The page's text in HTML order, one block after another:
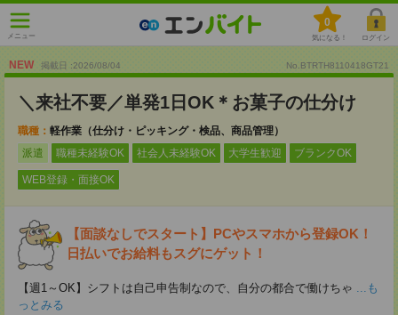
メニュー
0
気になる！ ログイン
NEW 掲載日 :2026/08/04 No.BTRTH8110418GT21
＼来社不要／単発1日OK＊お菓子の仕分け
職種： 軽作業（仕分け・ピッキング・検品、商品管理）
派遣
職種未経験OK 社会人未経験OK 大学生歓迎 ブランクOK
WEB登録・面接OK
【面談なしでスタート】PCやスマホから登録OK！
日払いでお給料もスグにゲット！
【週1～OK】シフトは自己申告制なので、自分の都合で働けちゃ ...も
っとみる